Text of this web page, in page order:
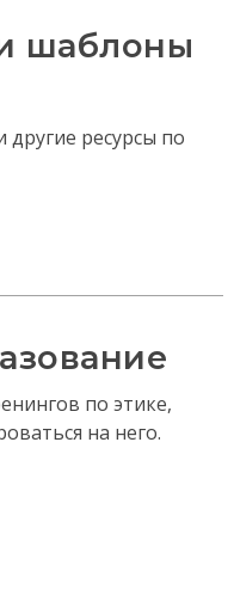
шаблоны
ресурсы по
по этике,
на него.